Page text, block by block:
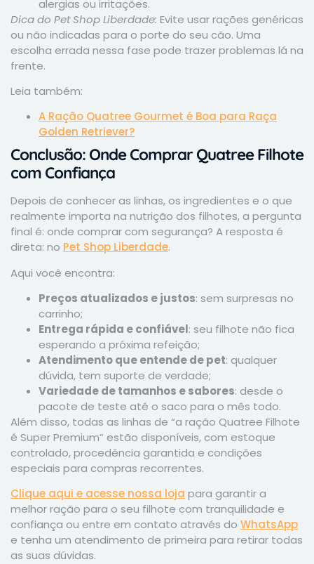
alergias ou irritações.
Dica do Pet Shop Liberdade: Evite usar rações genéricas
ou não indicadas para o porte do seu cão. Uma
escolha errada nessa fase pode trazer problemas lá na
frente.
Leia também:
A Ração Quatree Gourmet é Boa para Raça
Golden Retriever?
Conclusão: Onde Comprar Quatree Filhote
com Confiança
Depois de conhecer as linhas, os ingredientes e o que
realmente importa na nutrição dos filhotes, a pergunta
final é: onde comprar com segurança? A resposta é
direta: no Pet Shop Liberdade.
Aqui você encontra:
Preços atualizados e justos: sem surpresas no
carrinho;
Entrega rápida e confiável: seu filhote não fica
esperando a próxima refeição;
Atendimento que entende de pet: qualquer
dúvida, tem suporte de verdade;
Variedade de tamanhos e sabores: desde o
pacote de teste até o saco para o mês todo.
Além disso, todas as linhas de “a ração Quatree Filhote
é Super Premium” estão disponíveis, com estoque
controlado, procedência garantida e condições
especiais para compras recorrentes.
Clique aqui e acesse nossa loja para garantir a
melhor ração para o seu filhote com tranquilidade e
confiança ou entre em contato através do WhatsApp
e tenha um atendimento de primeira para retirar todas
as suas dúvidas.